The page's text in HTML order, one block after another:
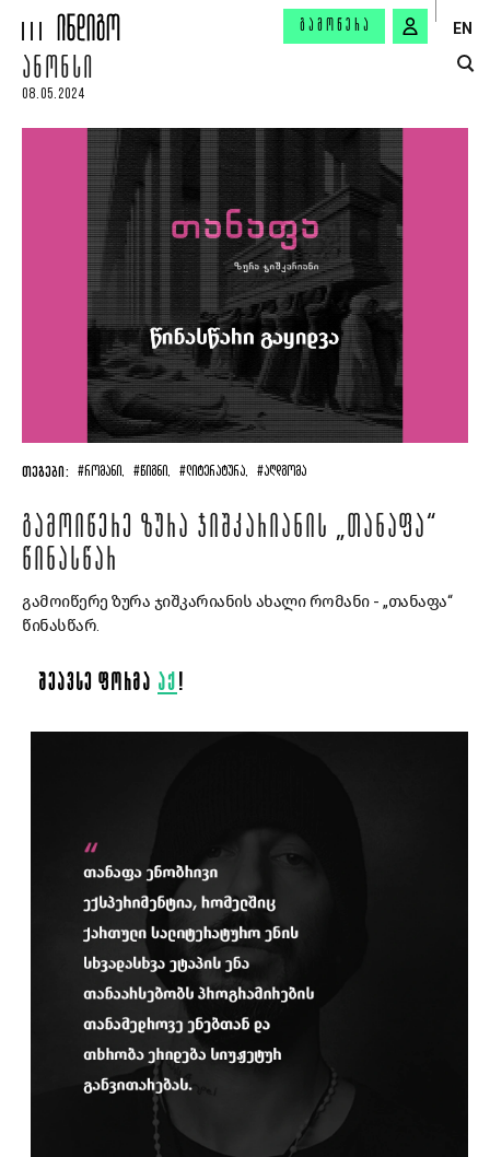
ᲒᲐᲛᲝᲬᲔᲠᲐ EN
ᲐᲜᲝᲜᲡᲘ
08.05.2024
ᲗᲔᲒᲔᲑᲘ: #ᲠᲝᲛᲐᲜᲘ, #ᲬᲘᲒᲜᲘ, #ᲚᲘᲢᲔᲠᲐᲢᲣᲠᲐ, #ᲐᲦᲓᲒᲝᲛᲐ
ᲒᲐᲛᲝᲘᲬᲔᲠᲔ ᲖᲣᲠᲐ ᲯᲘᲨᲙᲐᲠᲘᲐᲜᲘᲡ „ᲗᲐᲜᲐᲤᲐ“
ᲬᲘᲜᲐᲡᲬᲐᲠ
გამოიწერე ზურა ჯიშკარიანის ახალი რომანი - „თანაფა“
წინასწარ.
ᲨᲔᲐᲕᲡᲔ ᲤᲝᲠᲛᲐ ᲐᲥ!